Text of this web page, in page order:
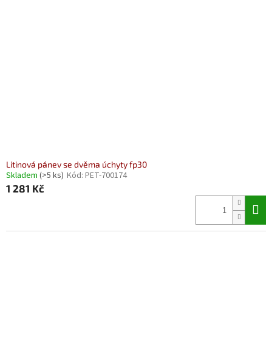
Litinová pánev se dvěma úchyty fp30
Skladem (>5 ks) Kód: PET-700174
1 281 Kč